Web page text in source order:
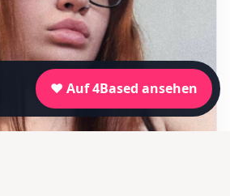
❤️ Auf 4Based ansehen